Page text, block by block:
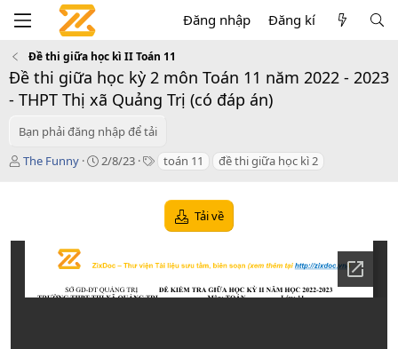
Đăng nhập Đăng kí
Đề thi giữa học kì II Toán 11
Đề thi giữa học kỳ 2 môn Toán 11 năm 2022 - 2023
- THPT Thị xã Quảng Trị (có đáp án)
Bạn phải đăng nhập để tải
T
ả
The Funny
C
n
d
2/8/23
T toán 11 đề thi giữa học kì 2
Tải về